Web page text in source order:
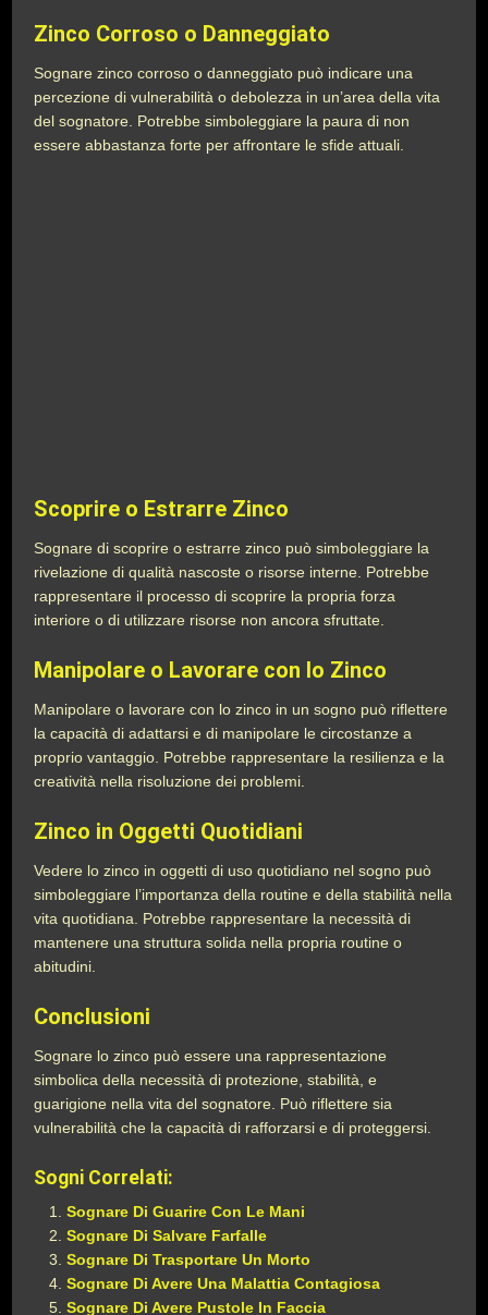
Zinco Corroso o Danneggiato
Sognare zinco corroso o danneggiato può indicare una
percezione di vulnerabilità o debolezza in un’area della vita
del sognatore. Potrebbe simboleggiare la paura di non
essere abbastanza forte per affrontare le sfide attuali.
Scoprire o Estrarre Zinco
Sognare di scoprire o estrarre zinco può simboleggiare la
rivelazione di qualità nascoste o risorse interne. Potrebbe
rappresentare il processo di scoprire la propria forza
interiore o di utilizzare risorse non ancora sfruttate.
Manipolare o Lavorare con lo Zinco
Manipolare o lavorare con lo zinco in un sogno può riflettere
la capacità di adattarsi e di manipolare le circostanze a
proprio vantaggio. Potrebbe rappresentare la resilienza e la
creatività nella risoluzione dei problemi.
Zinco in Oggetti Quotidiani
Vedere lo zinco in oggetti di uso quotidiano nel sogno può
simboleggiare l’importanza della routine e della stabilità nella
vita quotidiana. Potrebbe rappresentare la necessità di
mantenere una struttura solida nella propria routine o
abitudini.
Conclusioni
Sognare lo zinco può essere una rappresentazione
simbolica della necessità di protezione, stabilità, e
guarigione nella vita del sognatore. Può riflettere sia
vulnerabilità che la capacità di rafforzarsi e di proteggersi.
Sogni Correlati:
Sognare Di Guarire Con Le Mani
Sognare Di Salvare Farfalle
Sognare Di Trasportare Un Morto
Sognare Di Avere Una Malattia Contagiosa
Sognare Di Avere Pustole In Faccia